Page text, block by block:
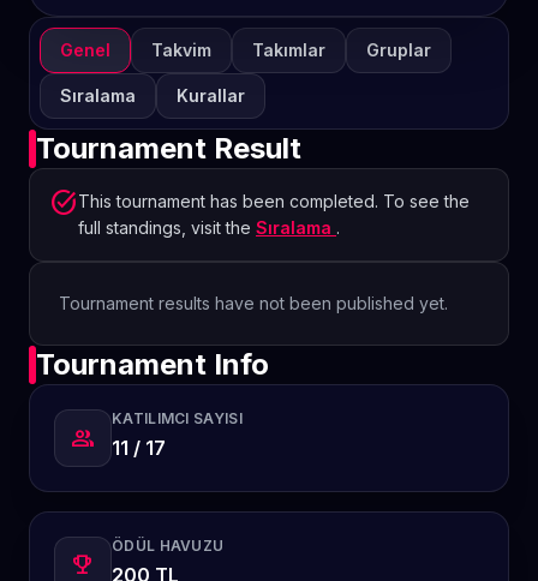
Genel Takvim Takımlar Gruplar
Sıralama Kurallar
Tournament Result
task_altThis tournament has been completed. To see the
full standings, visit the Sıralama .
Tournament results have not been published yet.
Tournament Info
group
KATILIMCI SAYISI
11 / 17
emoji_events
ÖDÜL HAVUZU
200 TL